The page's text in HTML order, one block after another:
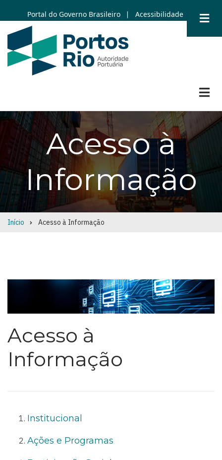
to
main
content
Portal do Governo Brasileiro | Acessibilidade
Acesso à
Informação
Breadcrumb
Início Acesso à Informação
Acesso à
Informação
Institucional
Ações e Programas